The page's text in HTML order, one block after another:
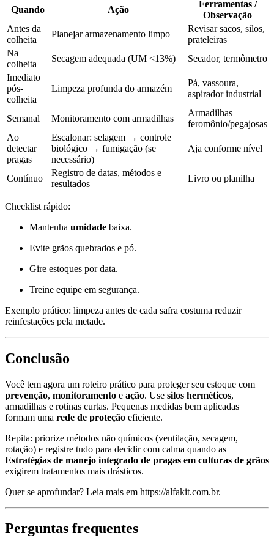
Quando Ação
Ferramentas /
Observação
Antes da
colheita
Planejar armazenamento limpo
Revisar sacos, silos,
prateleiras
Na
colheita
Secagem adequada (UM <13%)
Secador, termômetro
Imediato
pós-
colheita
Limpeza profunda do armazém
Pá, vassoura,
aspirador industrial
Semanal Monitoramento com armadilhas
Armadilhas
feromônio/pegajosas
Ao
detectar
pragas
Escalonar: selagem → controle
biológico → fumigação (se
necessário)
Aja conforme nível
Contínuo
Registro de datas, métodos e
resultados
Livro ou planilha
Checklist rápido:
Mantenha umidade baixa.
Evite grãos quebrados e pó.
Gire estoques por data.
Treine equipe em segurança.
Exemplo prático: limpeza antes de cada safra costuma reduzir
reinfestações pela metade.
Conclusão
Você tem agora um roteiro prático para proteger seu estoque com
prevenção, monitoramento e ação. Use silos herméticos,
armadilhas e rotinas curtas. Pequenas medidas bem aplicadas
formam uma rede de proteção eficiente.
Repita: priorize métodos não químicos (ventilação, secagem,
rotação) e registre tudo para decidir com calma quando as
Estratégias de manejo integrado de pragas em culturas de grãos
exigirem tratamentos mais drásticos.
Quer se aprofundar? Leia mais em https://alfakit.com.br.
Perguntas frequentes